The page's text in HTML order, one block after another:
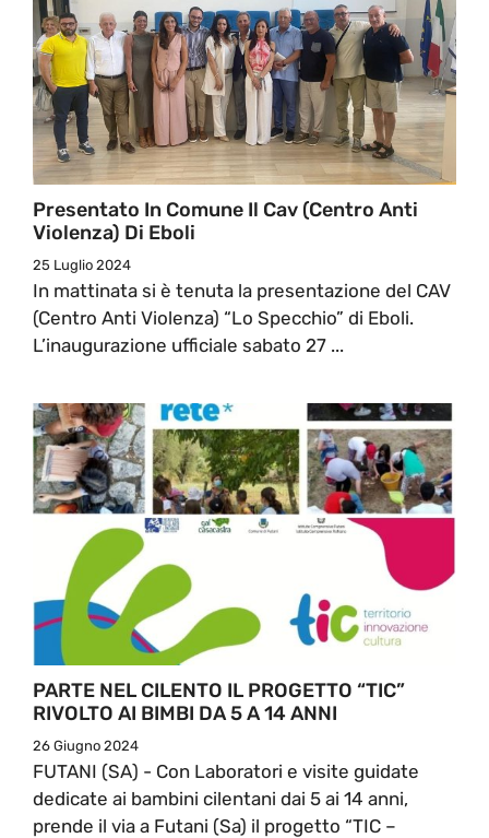
Presentato In Comune Il Cav (Centro Anti
Violenza) Di Eboli
25 Luglio 2024
In mattinata si è tenuta la presentazione del CAV
(Centro Anti Violenza) “Lo Specchio” di Eboli.
L’inaugurazione ufficiale sabato 27 ...
PARTE NEL CILENTO IL PROGETTO “TIC”
RIVOLTO AI BIMBI DA 5 A 14 ANNI
26 Giugno 2024
FUTANI (SA) - Con Laboratori e visite guidate
dedicate ai bambini cilentani dai 5 ai 14 anni,
prende il via a Futani (Sa) il progetto “TIC –